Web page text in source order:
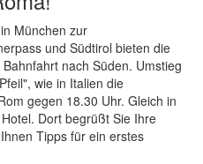
München zur
und Südtirol bieten die
nach Süden. Umstieg
wie in Italien die
gegen 18.30 Uhr. Gleich in
Dort begrüßt Sie Ihre
Tipps für ein erstes